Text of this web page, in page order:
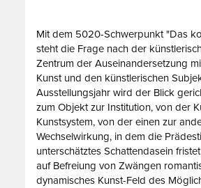
Mit dem 5020-Schwerpunkt "Das
steht die Frage nach der
Zentrum der Auseinandersetzung
Kunst und den künstlerischen
Ausstellungsjahr wird der Blick
zum Objekt zur Institution, von der
Kunstsystem, von der einen zur
Wechselwirkung, in dem die
unterschätztes Schattendasein
auf Befreiung von Zwängen
dynamisches Kunst-Feld des